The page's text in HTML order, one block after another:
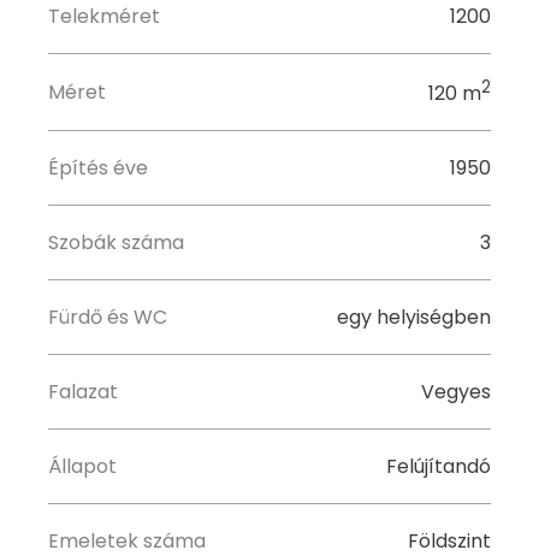
Telekméret 1200
Méret 120 m2
Építés éve 1950
Szobák száma 3
Fürdő és WC egy helyiségben
Falazat Vegyes
Állapot Felújítandó
Emeletek száma Földszint